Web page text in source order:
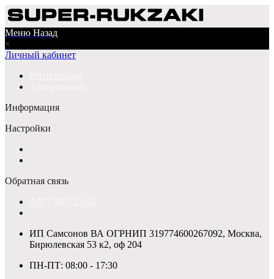
Меню Назад
×
Личный кабинет
Информация
Настройки
Обратная связь
ИП Самсонов ВА ОГРНИП 319774600267092, Москва,
Бирюлевская 53 к2, оф 204
ПН-ПТ: 08:00 - 17:30